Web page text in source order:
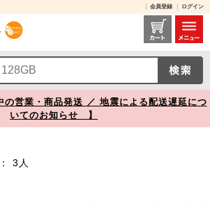
会員登録 ログイン
サー 写真データ化 A4対応 300dpi Windows/Mac対応【メモリダイレクト】
営業・商品発送 ／ 地震による配送遅延につ
いてのお知らせ 】
3人